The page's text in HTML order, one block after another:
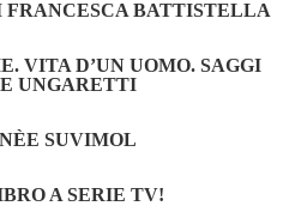
FRANCESCA BATTISTELLA
VITA D’UN UOMO. SAGGI
UNGARETTI
SUVIMOL
A SERIE TV!